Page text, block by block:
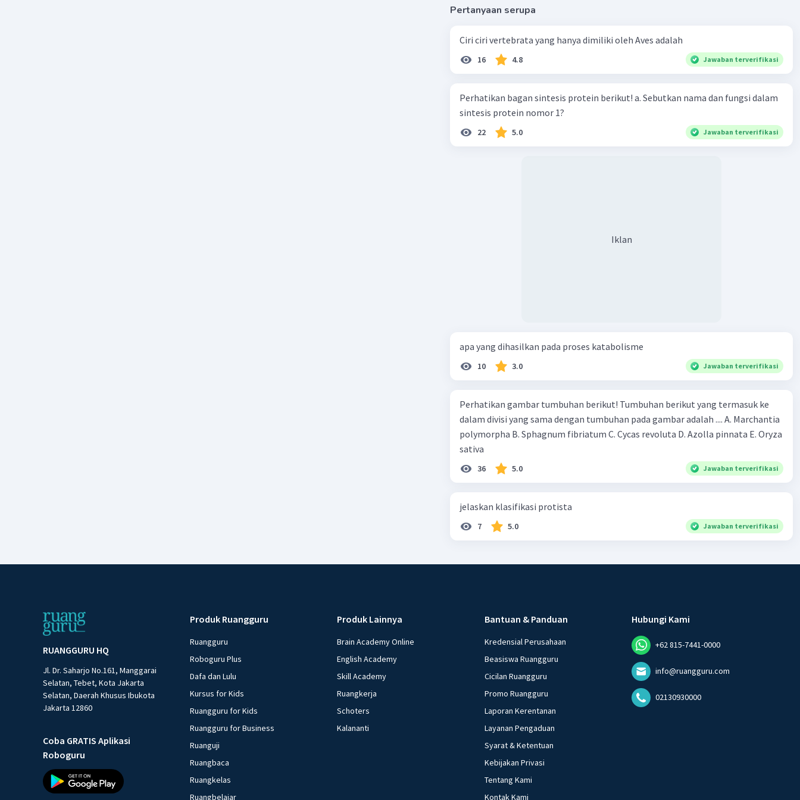
Pertanyaan serupa
Ciri ciri vertebrata yang hanya dimiliki oleh Aves adalah
16 4.8 Jawaban terverifikasi
Perhatikan bagan sintesis protein berikut! a. Sebutkan nama dan fungsi dalam
sintesis protein nomor 1?
22 5.0 Jawaban terverifikasi
Iklan
apa yang dihasilkan pada proses katabolisme
10 3.0 Jawaban terverifikasi
Perhatikan gambar tumbuhan berikut! Tumbuhan berikut yang termasuk ke
dalam divisi yang sama dengan tumbuhan pada gambar adalah .... A. Marchantia
polymorpha B. Sphagnum fibriatum C. Cycas revoluta D. Azolla pinnata E. Oryza
sativa
36 5.0 Jawaban terverifikasi
jelaskan klasifikasi protista
7 5.0 Jawaban terverifikasi
RUANGGURU HQ
Jl. Dr. Saharjo No.161, Manggarai
Selatan, Tebet, Kota Jakarta
Selatan, Daerah Khusus Ibukota
Jakarta 12860
Coba GRATIS Aplikasi
Roboguru
Produk Ruangguru
Ruangguru
Roboguru Plus
Dafa dan Lulu
Kursus for Kids
Ruangguru for Kids
Ruangguru for Business
Ruanguji
Ruangbaca
Ruangkelas
Ruangbelajar
Produk Lainnya
Brain Academy Online
English Academy
Skill Academy
Ruangkerja
Schoters
Kalananti
Bantuan & Panduan
Kredensial Perusahaan
Beasiswa Ruangguru
Cicilan Ruangguru
Promo Ruangguru
Laporan Kerentanan
Layanan Pengaduan
Syarat & Ketentuan
Kebijakan Privasi
Tentang Kami
Kontak Kami
Hubungi Kami
+62 815-7441-0000
info@ruangguru.com
02130930000